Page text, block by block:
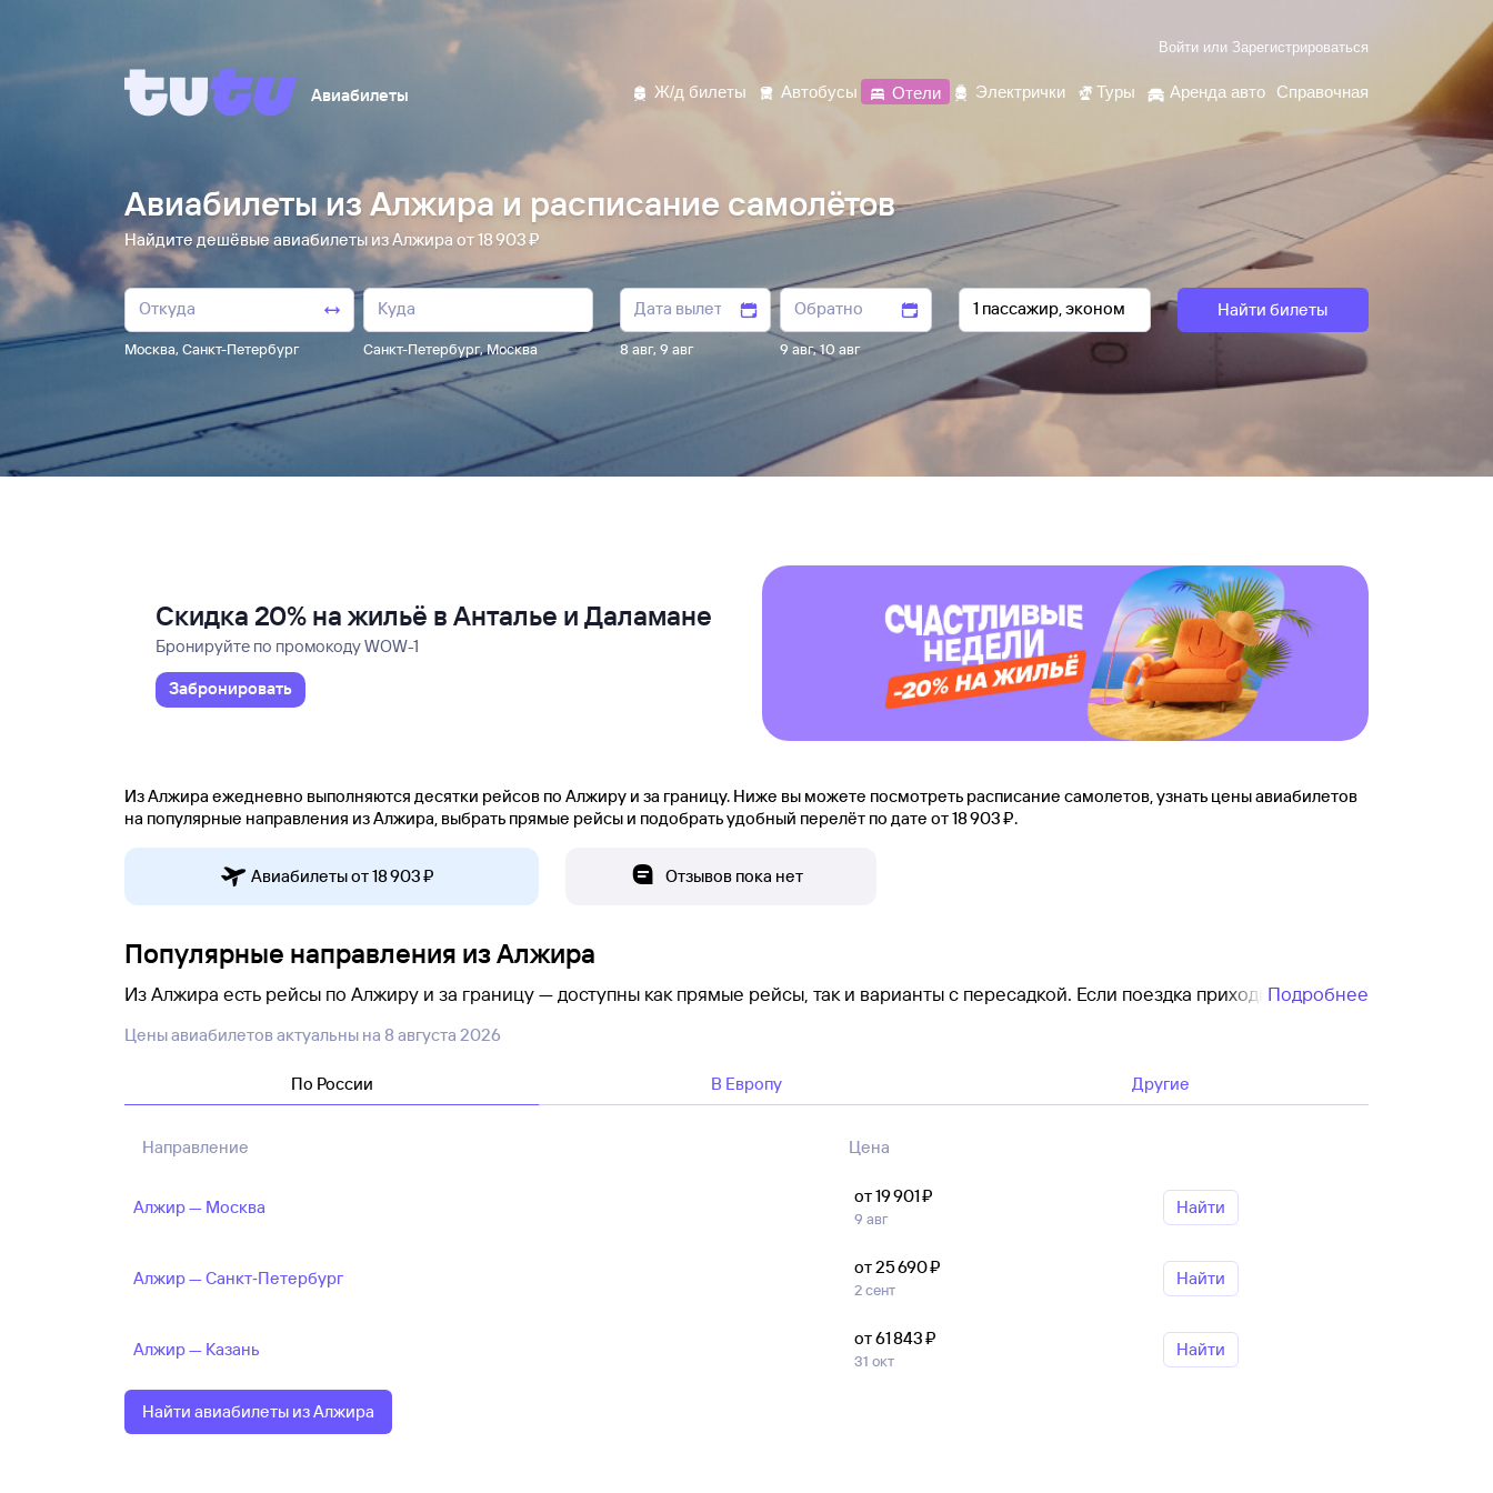
Войти или Зарегистрироваться
Авиабилеты Ж/д билеты Автобусы Отели Электрички Туры Аренда авто Справочная
Авиабилеты из Алжира и расписание самолётов
Найдите дешёвые авиабилеты из Алжира от 18 ⁠903 ⁠₽
Москва, Санкт-Петербург Санкт-Петербург,Москва 8 авг, 9 авг 9 авг,10 авг
Найти билеты
Скидка 20% на жильё в Анталье и Даламане
Бронируйте по промокоду WOW-1
Забронировать
Из Алжира ежедневно выполняются десятки рейсов по Алжиру и за границу. Ниже вы можете посмотреть расписание самолетов, узнать цены авиабилетов
на популярные направления из Алжира, выбрать прямые рейсы и подобрать удобный перелёт по дате от 18 ⁠903 ⁠₽.
Авиабилеты от 18 ⁠903 ⁠₽ Отзывов пока нет
Популярные направления из Алжира
Из Алжира есть рейсы по Алжиру и за границу — доступны как прямые рейсы, так и варианты с пересадкой. Если поездка приходится
обычно стоят дороже, а удобные рейсы заканчиваются быстрее.
Выбирая рейс из Алжира, стоит смотреть не только на цену билета, но и на условия тарифа авиакомпании. Полезно проверить, входит ли
авиабилет, тем в тариф включено меньше дополнительных услуг.
Подробнее
Цены авиабилетов актуальны на 8 августа 2026
По России В Европу Другие
Направление Цена
Алжир — Москва
от 19 ⁠901 ⁠₽
9 авг
Найти
Алжир — Санкт‑Петербург
от 25 ⁠690 ⁠₽
2 сент
Найти
Алжир — Казань
от 61 ⁠843 ⁠₽
31 окт
Найти
Найти авиабилеты из Алжира